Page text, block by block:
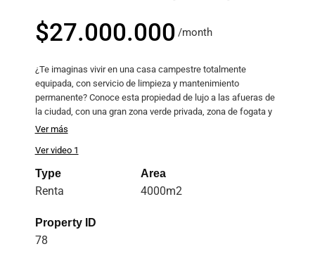
Precio
$27.000.000 /month
¿Te imaginas vivir en una casa campestre totalmente
equipada, con servicio de limpieza y mantenimiento
permanente? Conoce esta propiedad de lujo a las afueras de
la ciudad, con una gran zona verde privada, zona de fogata y
Jacuzzi exterior.
un hotel, pero con la privacidad y la calidez que te ofrece tu
propio hogar. Esta ubicada a en un punto estratégico sobre la
Loma del Escobero en Envigado, a 15 minutos del Poblado y a
15 minutos del alto de las palmas vía La transversal de la
Área Total Lote: 4.000 m2
Ver más
Ver video 1
Type
Renta
Area
4000m2
Property ID
78